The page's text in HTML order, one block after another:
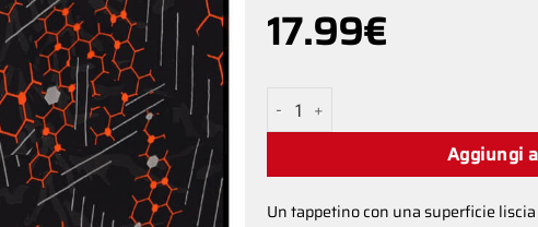
17.99€
MOUSEPAD XL T-HEX quantità
Aggiungi
Un tappetino con una superficie